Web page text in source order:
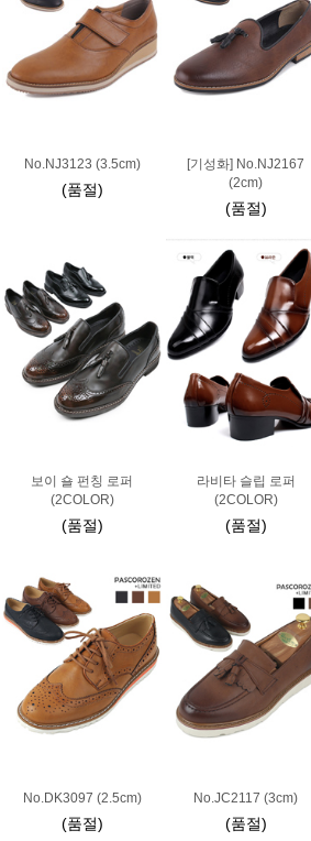
No.NJ3123 (3.5cm)
(품절)
[기성화] No.NJ2167
(2cm)
(품절)
보이 숄 펀칭 로퍼
(2COLOR)
(품절)
라비타 슬립 로퍼
(2COLOR)
(품절)
No.DK3097 (2.5cm)
(품절)
No.JC2117 (3cm)
(품절)